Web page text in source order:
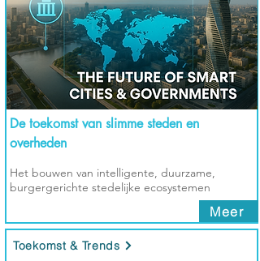
De toekomst van slimme steden en
overheden
Het bouwen van intelligente, duurzame,
burgergerichte stedelijke ecosystemen
Meer
Toekomst & Trends